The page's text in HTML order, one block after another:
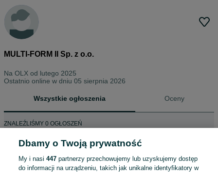
MULTI-FORM II Sp. z o.o.
Na OLX od lutego 2025
Ostatnio online w dniu 05 sierpnia 2026
Wszystkie ogłoszenia Oceny
ZNALEŹLIŚMY 0 OGŁOSZEŃ
Dbamy o Twoją prywatność
My i nasi447 partnerzy przechowujemy lub uzyskujemy dostęp
do informacji na urządzeniu, takich jak unikalne identyfikatory w